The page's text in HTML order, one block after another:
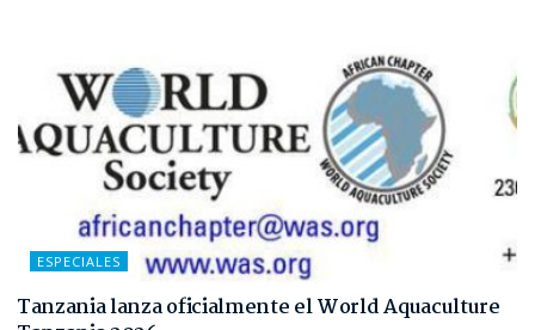
ESPECIALES
Tanzania lanza oficialmente el World Aquaculture